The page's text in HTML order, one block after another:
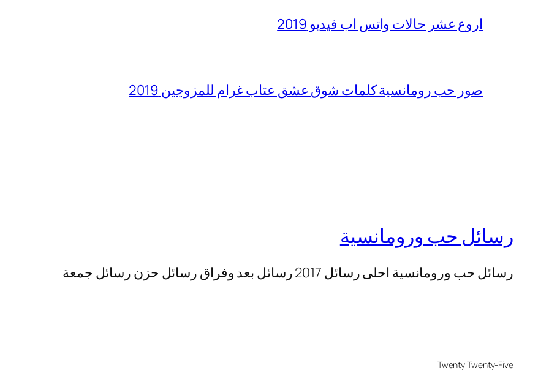
اروع عشر حالات واتس اب فيديو 2019
صور حب رومانسية كلمات شوق عشق عتاب غرام للمزوجين 2019
رسائل حب ورومانسية
رسائل حب ورومانسية احلى رسائل 2017 رسائل بعد وفراق رسائل حزن رسائل جمعة
Twenty Twenty-Five